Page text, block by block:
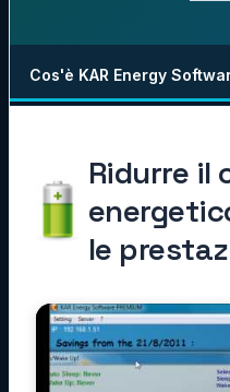
Cos'è KAR Energy
Ridurre il
le